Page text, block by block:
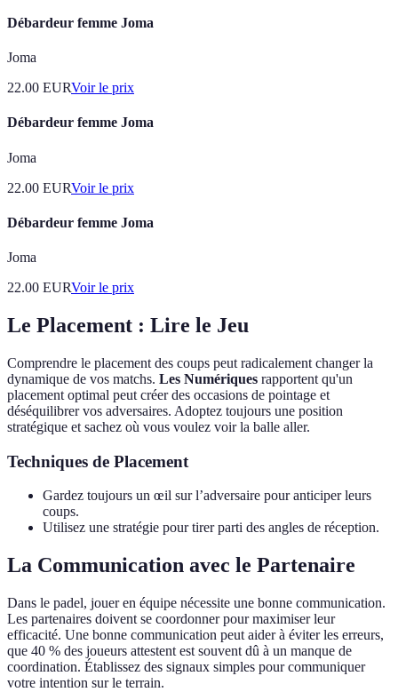
Débardeur femme Joma
Joma
22.00 EURVoir le prix
Débardeur femme Joma
Joma
22.00 EURVoir le prix
Débardeur femme Joma
Joma
22.00 EURVoir le prix
Le Placement : Lire le Jeu
Comprendre le placement des coups peut radicalement changer la
dynamique de vos matchs. Les Numériques rapportent qu'un
placement optimal peut créer des occasions de pointage et
déséquilibrer vos adversaires. Adoptez toujours une position
stratégique et sachez où vous voulez voir la balle aller.
Techniques de Placement
Gardez toujours un œil sur l’adversaire pour anticiper leurs
coups.
Utilisez une stratégie pour tirer parti des angles de réception.
La Communication avec le Partenaire
Dans le padel, jouer en équipe nécessite une bonne communication.
Les partenaires doivent se coordonner pour maximiser leur
efficacité. Une bonne communication peut aider à éviter les erreurs,
que 40 % des joueurs attestent est souvent dû à un manque de
coordination. Établissez des signaux simples pour communiquer
votre intention sur le terrain.